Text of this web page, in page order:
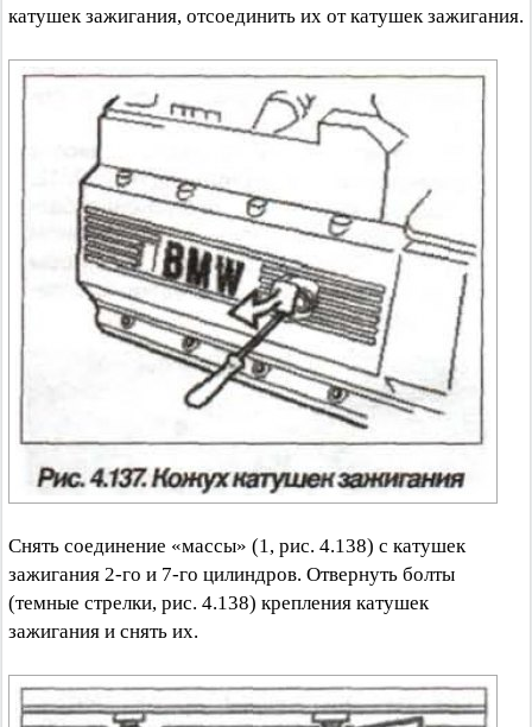
катушек зажигания, отсоединить их от катушек зажигания.
Снять соединение «массы» (1, рис. 4.138) с катушек
зажигания 2-го и 7-го цилиндров. Отвернуть болты
(темные стрелки, рис. 4.138) крепления катушек
зажигания и снять их.